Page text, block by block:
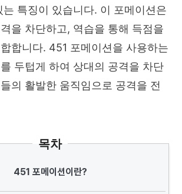
는 특징이 있습니다. 이 포메이션은
을 차단하고, 역습을 통해 득점을
합니다. 451 포메이션을 사용하는
두텁게 하여 상대의 공격을 차단
의 활발한 움직임으로 공격을 전
목차
451 포메이션이란?